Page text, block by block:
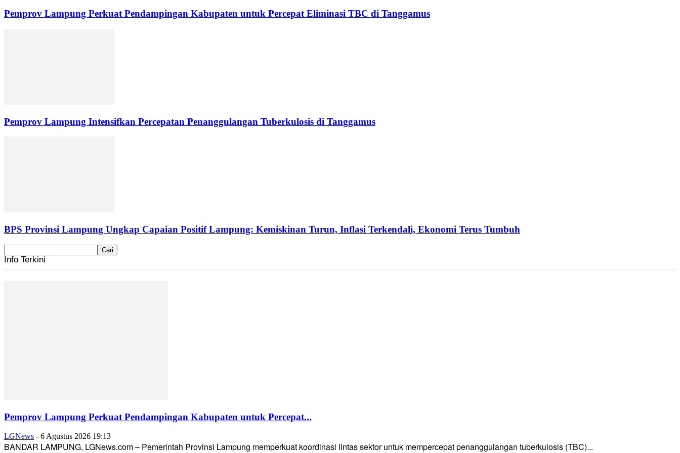
Pemprov Lampung Perkuat Pendampingan Kabupaten untuk Percepat Eliminasi TBC di Tanggamus
Pemprov Lampung Intensifkan Percepatan Penanggulangan Tuberkulosis di Tanggamus
BPS Provinsi Lampung Ungkap Capaian Positif Lampung: Kemiskinan Turun, Inflasi Terkendali, Ekonomi Terus Tumbuh
Info Terkini
Pemprov Lampung Perkuat Pendampingan Kabupaten untuk Percepat...
LGNews - 6 Agustus 2026 19:13
BANDAR LAMPUNG, LGNews.com – Pemerintah Provinsi Lampung memperkuat koordinasi lintas sektor untuk mempercepat penanggulangan tuberkulosis (TBC)...